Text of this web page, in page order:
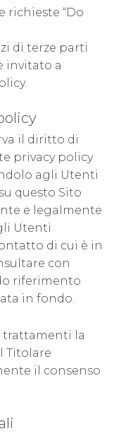
richieste “Do
di terze parti
invitato a
il diritto di
privacy policy
agli Utenti
questo Sito
e legalmente
Utenti
di cui è in
con
riferimento
in fondo.
trattamenti la
Titolare
il consenso